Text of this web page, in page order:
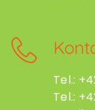
Tel.:
Tel.: